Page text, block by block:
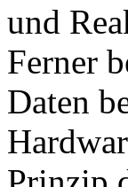
und
Ferner
Daten